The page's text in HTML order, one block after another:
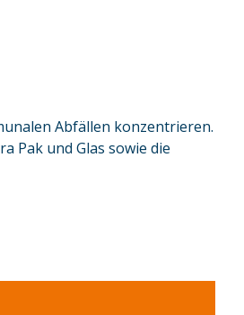
Abfällen konzentrieren.
Pak und Glas sowie die